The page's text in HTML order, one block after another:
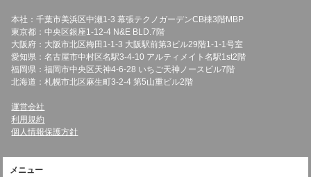
本社：千葉市美浜区中瀬1-3 幕張テクノガーデンCB棟3階MBP
東京都：中央区銀座1-12-4 N&E BLD.7階
大阪府：大阪市北区梅田1-1-3 大阪駅前第3ビル29階1-1-1号室
愛知県：名古屋市中村区名駅3-4-10 アルティメイト名駅1st2階
福岡県：福岡市中央区天神4-6-28 いちご天神ノースビル7階
北海道：札幌市北区麻生町3-2-4 第5山重ビル2階
運営会社
利用規約
個人情報保護方針
メニュー